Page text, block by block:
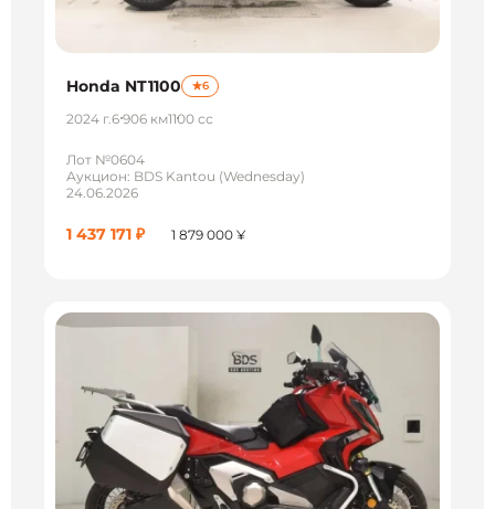
Honda NT1100 6
2024 г.6 906 км1100 сс
Лот №0604
Аукцион: BDS Kantou (Wednesday)
24.06.2026
1 437 171 ₽ 1 879 000 ¥